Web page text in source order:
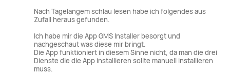
Nach Tagelangem schlau lesen habe ich folgendes aus
Zufall heraus gefunden.
Ich habe mir die App GMS Installer besorgt und
nachgeschaut was diese mir bringt.
Die App funktioniert in diesem Sinne nicht, da man die drei
Dienste die die App installieren sollte manuell installieren
muss.